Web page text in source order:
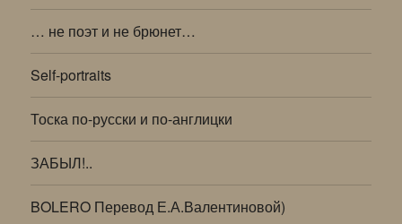
… не поэт и не брюнет…
Self-portraits
Тоска по-русски и по-англицки
ЗАБЫЛ!..
BOLERO Перевод Е.А.Валентиновой)